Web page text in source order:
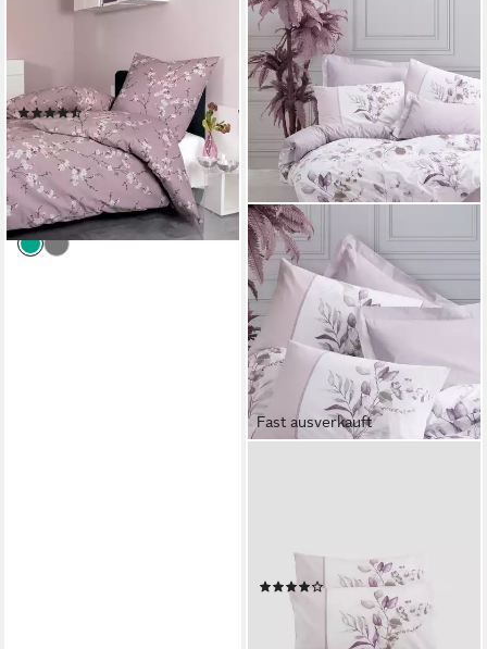
Bettwäsche TANGO20076
mit Reißverschluss,
Bettwäsche aus 100%
Baumwolle(74)
ab 43,88 € UVP 59,95 €
-27%
lieferbar - in 2-3 Werktagen bei dir
Fast ausverkauft
mit OEKO TEX
(9)
ab 12,00 € 18,00 €